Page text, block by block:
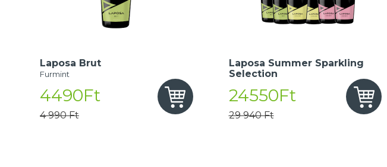
Laposa Brut
Furmint
4490Ft
4 990 Ft
Laposa Summer Sparkling
Selection
24550Ft
29 940 Ft